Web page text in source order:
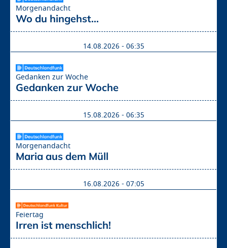
Morgenandacht
Wo du hingehst...
14.08.2026 - 06:35
Gedanken zur Woche
Gedanken zur Woche
15.08.2026 - 06:35
Morgenandacht
Maria aus dem Müll
16.08.2026 - 07:05
Feiertag
Irren ist menschlich!